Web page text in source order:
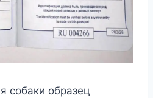
собаки образец